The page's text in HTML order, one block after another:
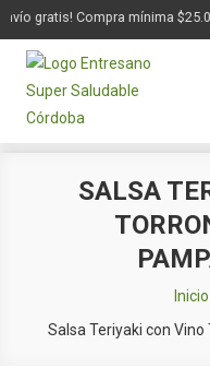
gratis! Compra mínima
SALSA
Inicio
Salsa Teriyaki con